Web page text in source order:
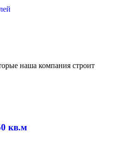
наша компания строит
кв.м